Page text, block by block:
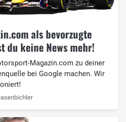
als bevorzugte
du keine News mehr!
Magazin.com zu deiner
bei Google machen. Wir